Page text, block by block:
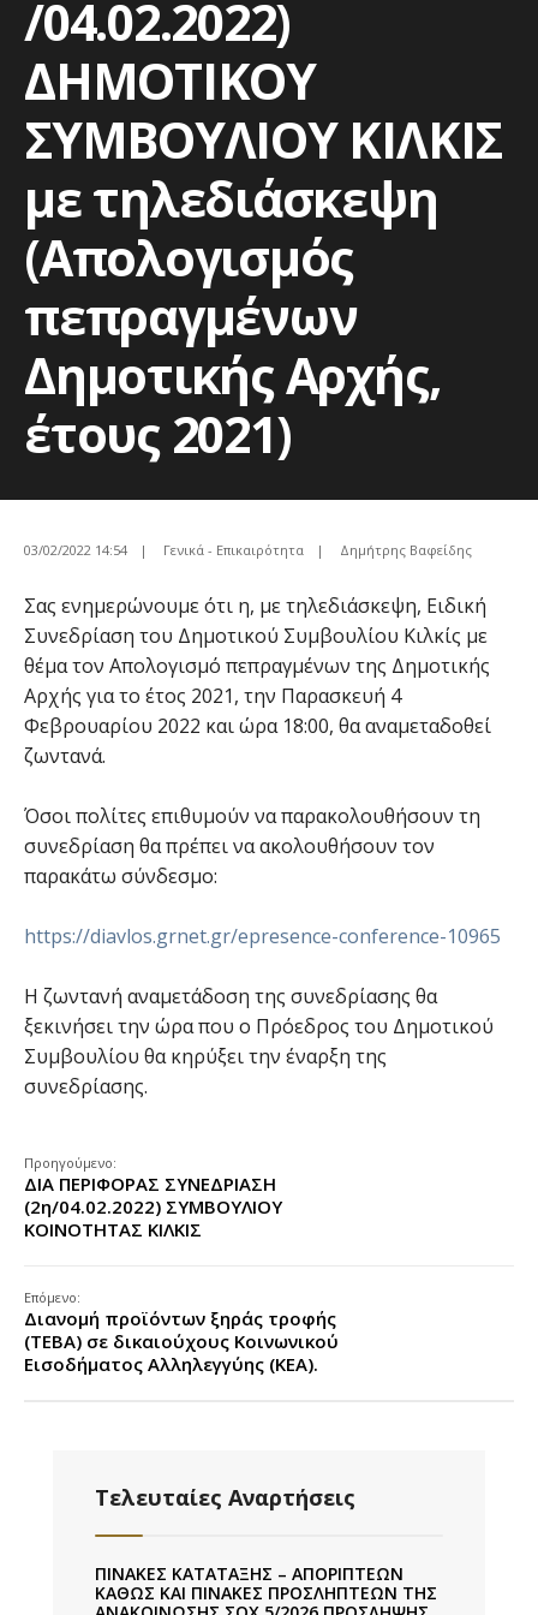
/04.02.2022)
ΔΗΜΟΤΙΚΟΥ
ΣΥΜΒΟΥΛΙΟΥ ΚΙΛΚΙΣ
με τηλεδιάσκεψη
(Απολογισμός
πεπραγμένων
Δημοτικής Αρχής,
έτους 2021)
03/02/2022 14:54 | Γενικά - Επικαιρότητα | Δημήτρης Βαφείδης
Σας ενημερώνουμε ότι η, με τηλεδιάσκεψη, Ειδική
Συνεδρίαση του Δημοτικού Συμβουλίου Κιλκίς με
θέμα τον Απολογισμό πεπραγμένων της Δημοτικής
Αρχής για το έτος 2021, την Παρασκευή 4
Φεβρουαρίου 2022 και ώρα 18:00, θα αναμεταδοθεί
ζωντανά.
Όσοι πολίτες επιθυμούν να παρακολουθήσουν τη
συνεδρίαση θα πρέπει να ακολουθήσουν τον
παρακάτω σύνδεσμο:
https://diavlos.grnet.gr/epresence-conference-10965
Η ζωντανή αναμετάδοση της συνεδρίασης θα
ξεκινήσει την ώρα που ο Πρόεδρος του Δημοτικού
Συμβουλίου θα κηρύξει την έναρξη της
συνεδρίασης.
Προηγούμενο:
ΔΙΑ ΠΕΡΙΦΟΡΑΣ ΣΥΝΕΔΡΙΑΣΗ
(2η/04.02.2022) ΣΥΜΒΟΥΛΙΟΥ
ΚΟΙΝΟΤΗΤΑΣ ΚΙΛΚΙΣ
Επόμενο:
Διανομή προϊόντων ξηράς τροφής
(ΤΕΒΑ) σε δικαιούχους Κοινωνικού
Εισοδήματος Αλληλεγγύης (ΚΕΑ).
Τελευταίες Αναρτήσεις
ΠΙΝΑΚΕΣ ΚΑΤΑΤΑΞΗΣ – ΑΠΟΡΙΠΤΕΩΝ
ΚΑΘΩΣ ΚΑΙ ΠΙΝΑΚΕΣ ΠΡΟΣΛΗΠΤΕΩΝ ΤΗΣ